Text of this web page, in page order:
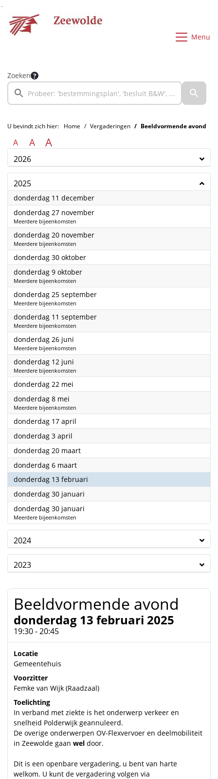
Menu
Zoeken
U bevindt zich hier: Home Vergaderingen Beeldvormende avond
A A A
2026
2025
donderdag 11 december2025
donderdag 27 november2025
Meerdere bijeenkomsten
donderdag 20 november2025
Meerdere bijeenkomsten
donderdag 30 oktober2025
donderdag 9 oktober2025
Meerdere bijeenkomsten
donderdag 25 september2025
Meerdere bijeenkomsten
donderdag 11 september2025
Meerdere bijeenkomsten
donderdag 26 juni
Meerdere bijeenkomsten
donderdag 12 juni
Meerdere bijeenkomsten
donderdag 22 mei
donderdag 8 mei
Meerdere bijeenkomsten
donderdag 17 april
donderdag 3 april
donderdag 20 maart2025
donderdag 6 maart2025
donderdag 13 februari
donderdag 30 januari
donderdag 30 januari
Meerdere bijeenkomsten
2024
2023
Beeldvormende avond
donderdag 13 februari 2025
19:30 - 20:45
Locatie
Gemeentehuis
Voorzitter
Femke van Wijk (Raadzaal)
Toelichting
In verband met ziekte is het onderwerp verkeer en
snelheid Polderwijk geannuleerd.
De overige onderwerpen OV-Flexvervoer en deelmobiliteit
in Zeewolde gaan wel door.
Dit is een openbare vergadering, u bent van harte
welkom. U kunt de vergadering volgen via